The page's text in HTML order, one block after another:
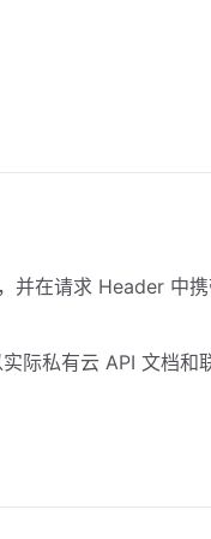
并在请求 Header 中
际私有云 API 文档和